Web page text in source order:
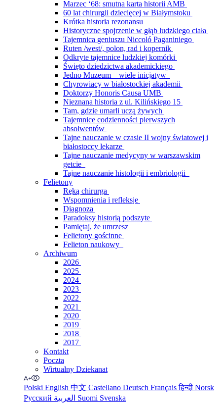
Marzec ‘68: smutna karta historii AMB
60 lat chirurgii dziecięcej w Białymstoku
Krótka historia rezonansu
Historyczne spojrzenie w głąb ludzkiego ciała
Tajemnica geniuszu Niccoló Paganiniego
Ruten /west/, polon, rad i kopernik
Odkryte tajemnice ludzkiej komórki
Święto dziedzictwa akademickiego
Jedno Muzeum – wiele inicjatyw
Chyrowiacy w białostockiej akademii
Doktorzy Honoris Causa UMB
Nieznana historia z ul. Kilińskiego 15
Tam, gdzie umarli uczą żywych
Tajemnice codzienności pierwszych
absolwentów
Tajne nauczanie w czasie II wojny światowej i
białostoccy lekarze
Tajne nauczanie medycyny w warszawskim
getcie
Tajne nauczanie histologii i embriologii
Felietony
Ręką chirurga
Wspomnienia i refleksje
Diagnoza
Paradoksy historią podszyte
Pamiętaj, że umrzesz
Felietony gościnne
Felieton naukowy
Archiwum
2026
2025
2024
2023
2022
2021
2020
2019
2018
2017
Kontakt
Poczta
Wirtualny Dziekanat
Polski English 中文 Castellano Deutsch Françaisहिन्दी Norsk
Русский
Suomi Svenska